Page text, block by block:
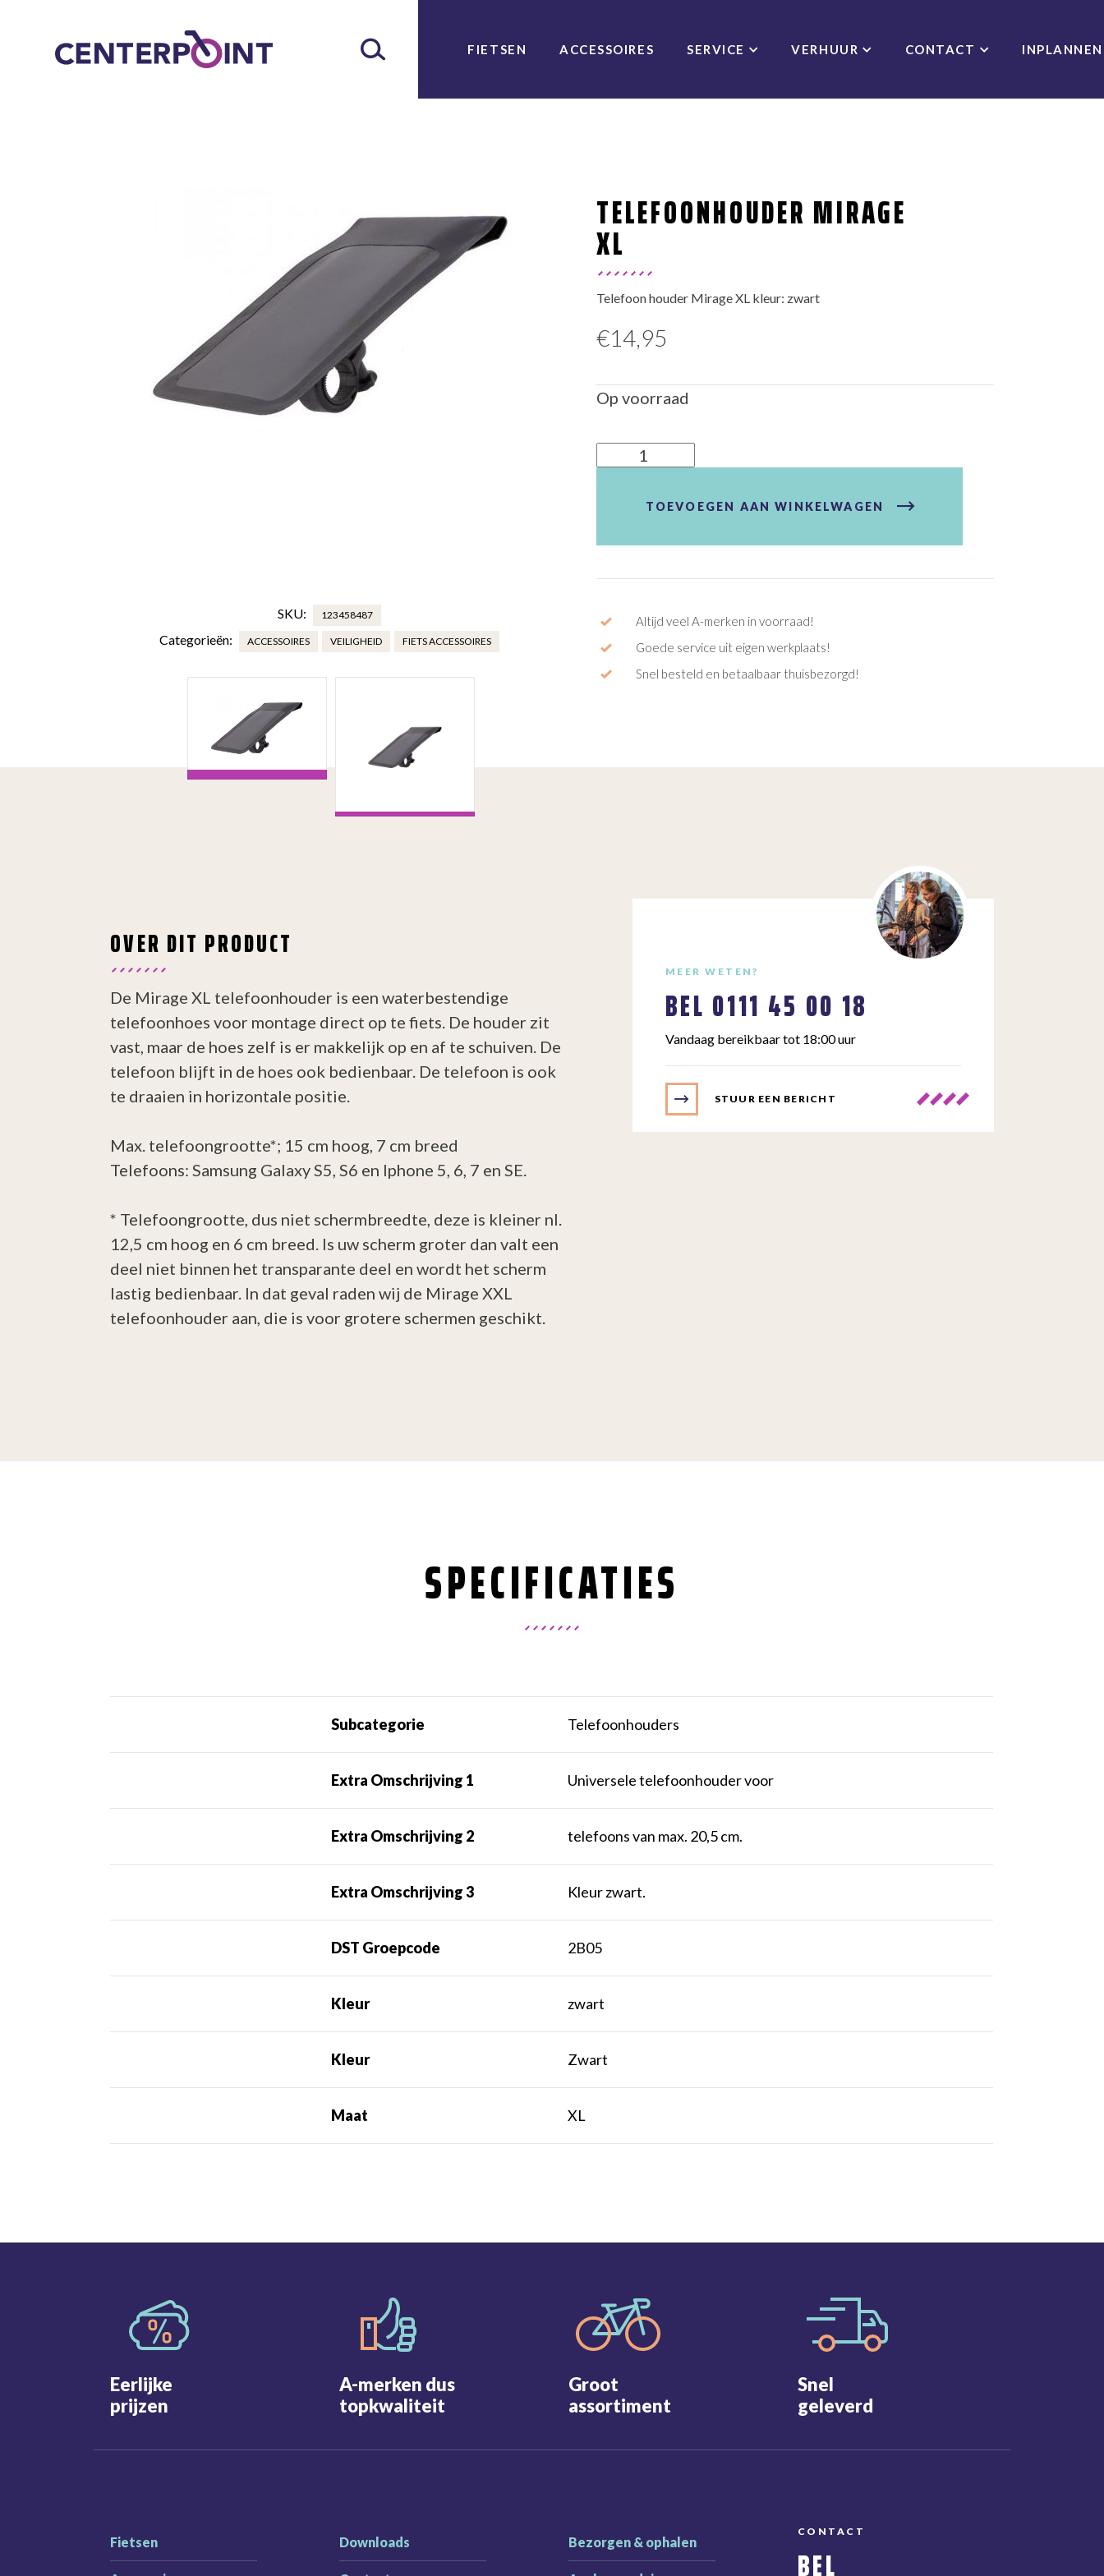
FIETSEN ACCESSOIRES SERVICE VERHUUR CONTACT INPLANNEN
SKU: 123458487
Categorieën: ACCESSOIRES VEILIGHEID FIETS ACCESSOIRES
TELEFOONHOUDER MIRAGE
XL
Telefoon houder Mirage XL kleur: zwart
€14,95
Op voorraad
Telefoonhouder
Mirage
TOEVOEGEN AAN WINKELWAGEN
Altijd veel A-merken in voorraad!
Goede service uit eigen werkplaats!
Snel besteld en betaalbaar thuisbezorgd!
OVER DIT PRODUCT
De Mirage XL telefoonhouder is een waterbestendige
telefoonhoes voor montage direct op te fiets. De houder zit
vast, maar de hoes zelf is er makkelijk op en af te schuiven. De
telefoon blijft in de hoes ook bedienbaar. De telefoon is ook
te draaien in horizontale positie.
Max. telefoongrootte*; 15 cm hoog, 7 cm breed
Telefoons: Samsung Galaxy S5, S6 en Iphone 5, 6, 7 en SE.
* Telefoongrootte, dus niet schermbreedte, deze is kleiner nl.
12,5 cm hoog en 6 cm breed. Is uw scherm groter dan valt een
deel niet binnen het transparante deel en wordt het scherm
lastig bedienbaar. In dat geval raden wij de Mirage XXL
telefoonhouder aan, die is voor grotere schermen geschikt.
MEER WETEN?
BEL 0111 45 00 18
Vandaag bereikbaar tot 18:00 uur
STUUR EEN BERICHT
SPECIFICATIES
Subcategorie Telefoonhouders
Extra Omschrijving 1 Universele telefoonhouder voor
Extra Omschrijving 2 telefoons van max. 20,5 cm.
Extra Omschrijving 3 Kleur zwart.
DST Groepcode 2B05
Kleur zwart
Kleur Zwart
Maat XL
Eerlijke
prijzen
A-merken dus
topkwaliteit
Groot
assortiment
Snel
geleverd
Fietsen Downloads Bezorgen & ophalen
CONTACT
BEL